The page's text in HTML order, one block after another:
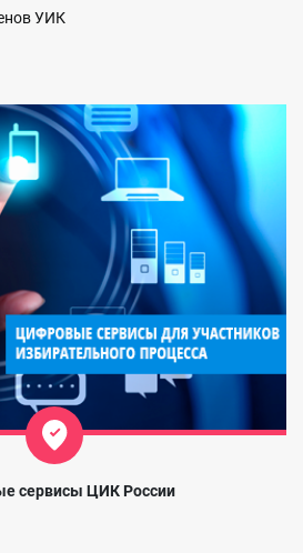
УИК
сервисы ЦИК России